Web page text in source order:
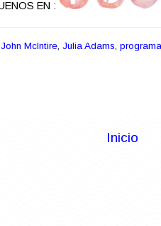
EN :
John McIntire, Julia Adams,
Inicio